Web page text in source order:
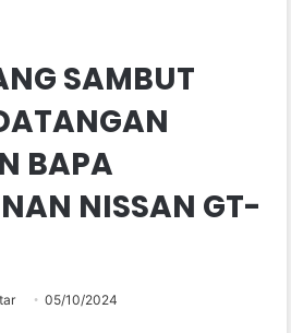
SAMBUT
BAPA
NISSAN GT-
05/10/2024